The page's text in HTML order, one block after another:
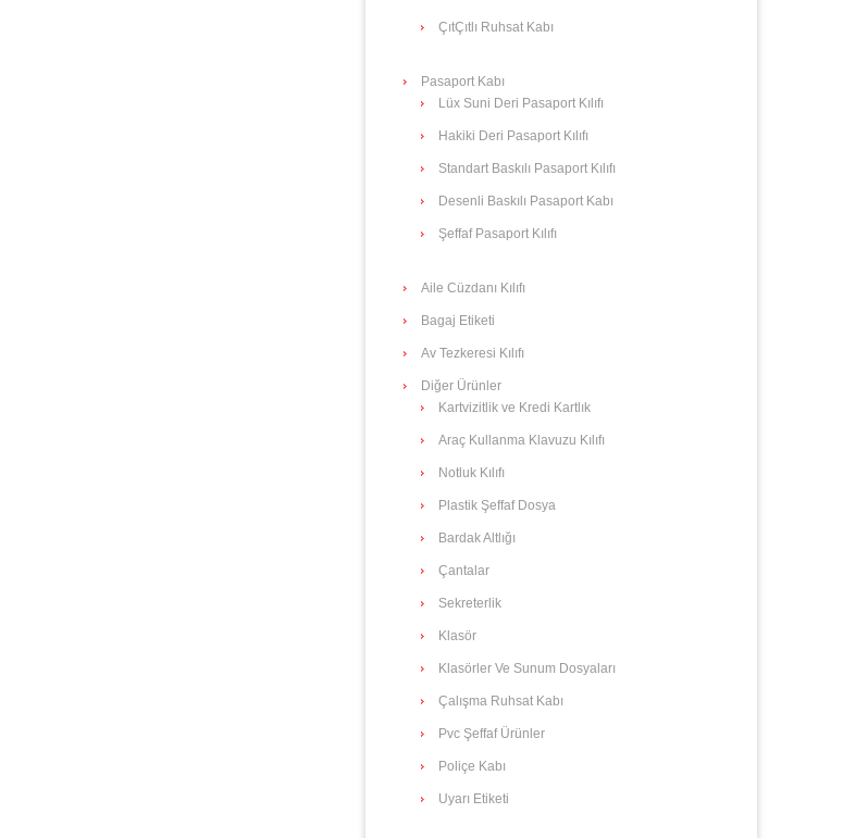
ÇıtÇıtlı Ruhsat Kabı
Pasaport Kabı
Lüx Suni Deri Pasaport Kılıfı
Hakiki Deri Pasaport Kılıfı
Standart Baskılı Pasaport Kılıfı
Desenli Baskılı Pasaport Kabı
Şeffaf Pasaport Kılıfı
Aile Cüzdanı Kılıfı
Bagaj Etiketi
Av Tezkeresi Kılıfı
Diğer Ürünler
Kartvizitlik ve Kredi Kartlık
Araç Kullanma Klavuzu Kılıfı
Notluk Kılıfı
Plastik Şeffaf Dosya
Bardak Altlığı
Çantalar
Sekreterlik
Klasör
Klasörler Ve Sunum Dosyaları
Çalışma Ruhsat Kabı
Pvc Şeffaf Ürünler
Poliçe Kabı
Uyarı Etiketi